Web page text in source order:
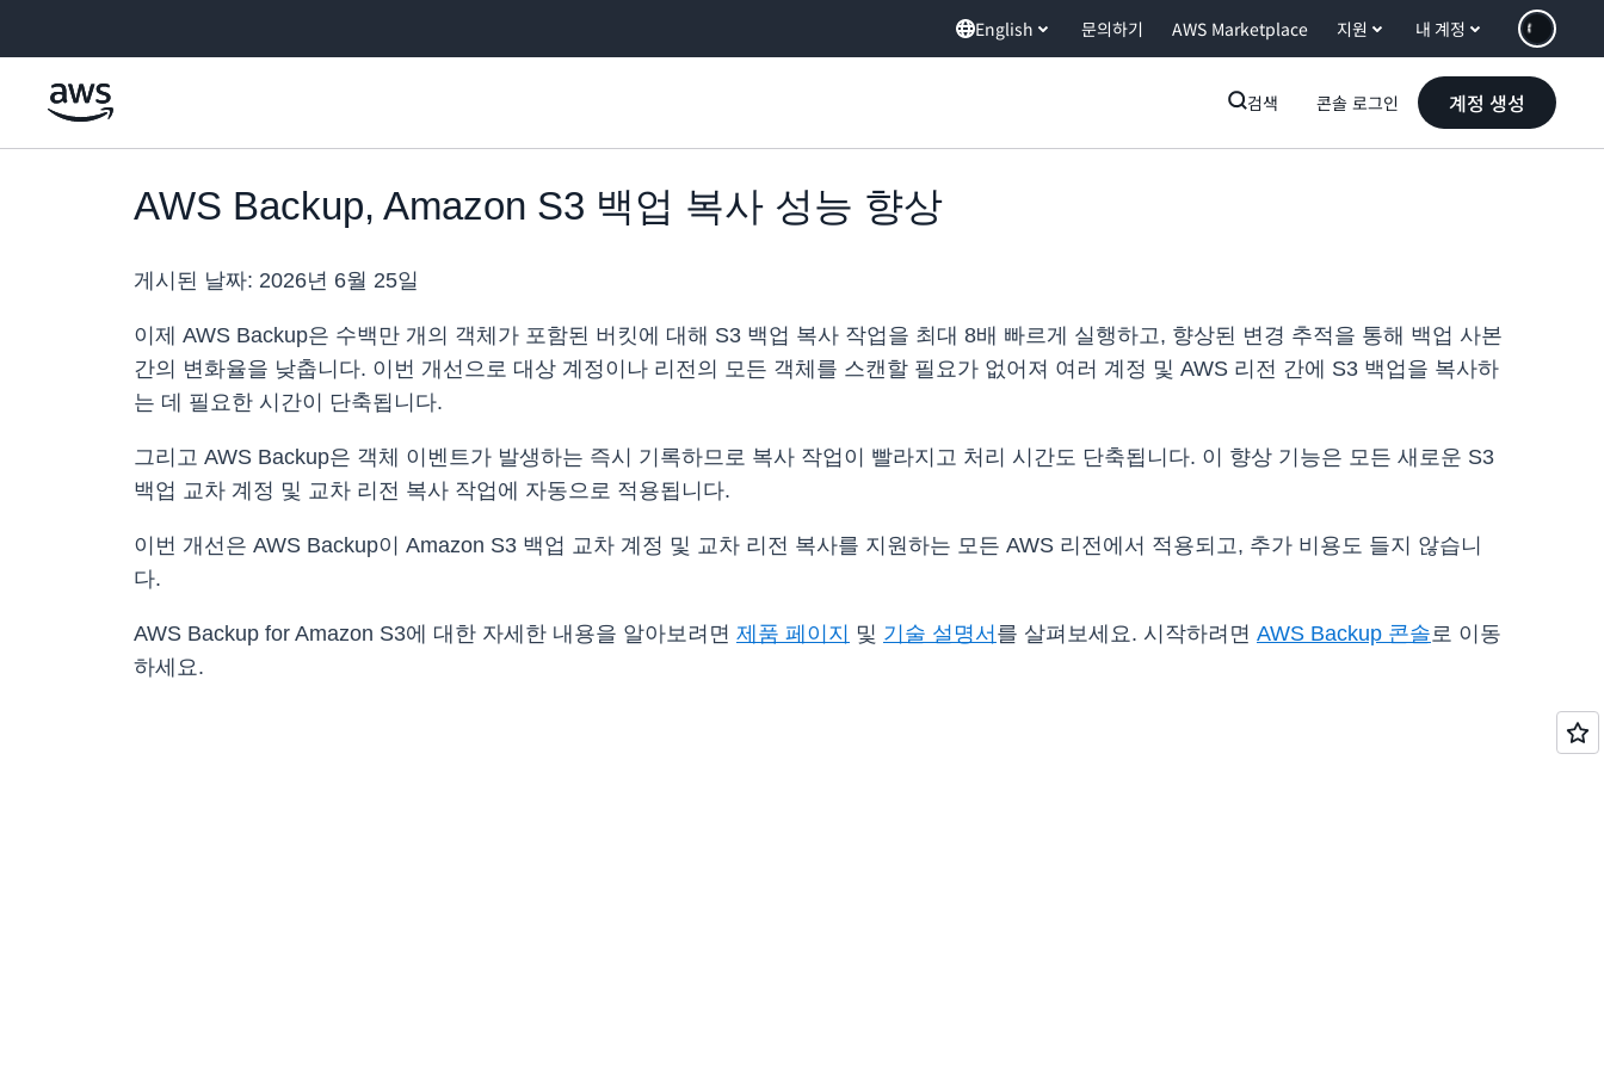
English 문의하기 AWS Marketplace 지원 내 계정
검색 콘솔 로그인 계정 생성
AWS Backup, Amazon S3 백업 복사 성능 향상
게시된 날짜: 2026년 6월 25일
이제 AWS Backup은 수백만 개의 객체가 포함된 버킷에 대해 S3 백업 복사 작업을 최대 8배 빠르게 실행하고, 향상된 변경 추적을 통해 백업 사본
간의 변화율을 낮춥니다. 이번 개선으로 대상 계정이나 리전의 모든 객체를 스캔할 필요가 없어져 여러 계정 및 AWS 리전 간에 S3 백업을 복사하
는 데 필요한 시간이 단축됩니다.
그리고 AWS Backup은 객체 이벤트가 발생하는 즉시 기록하므로 복사 작업이 빨라지고 처리 시간도 단축됩니다. 이 향상 기능은 모든 새로운 S3
백업 교차 계정 및 교차 리전 복사 작업에 자동으로 적용됩니다.
이번 개선은 AWS Backup이 Amazon S3 백업 교차 계정 및 교차 리전 복사를 지원하는 모든 AWS 리전에서 적용되고, 추가 비용도 들지 않습니
다.
AWS Backup for Amazon S3에 대한 자세한 내용을 알아보려면 제품 페이지 및 기술 설명서 를 살펴보세요. 시작하려면 AWS Backup 콘솔로 이동
하세요.